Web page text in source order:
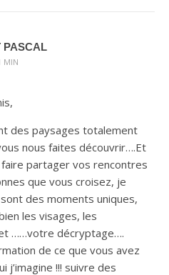
PASCAL
MIN
des paysages totalement
nous faites découvrir….Et
partager vos rencontres
que vous croisez, je
des moments uniques,
les visages, les
……votre décryptage….
de ce que vous avez
j’imagine !!! suivre des